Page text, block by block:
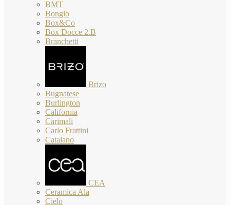
BMT
Bongio
Box&Co
Box Docce 2.B
Branchetti
Brizo
Bugnatese
Burlington
California
Carimali
Carlo Frattini
Catalano
CEA
Ceramica Ala
Cielo